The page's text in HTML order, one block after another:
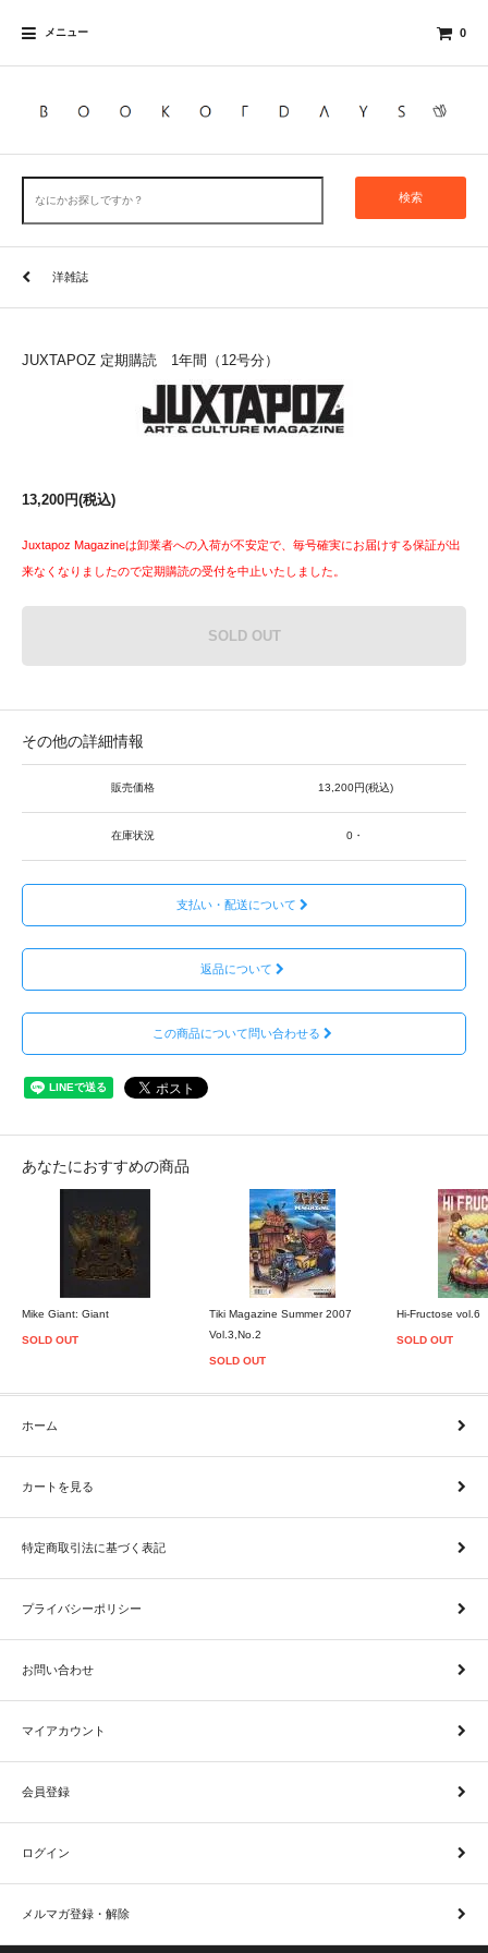
メニュー 0
検索
洋雑誌
JUXTAPOZ 定期購読 1年間（12号分）
13,200円(税込)
Juxtapoz Magazineは卸業者への入荷が不安定で、毎号確実にお届けする保証が出
来なくなりましたので定期購読の受付を中止いたしました。
SOLD OUT
その他の詳細情報
販売価格 13,200円(税込)
在庫状況 0・
支払い・配送について
返品について
この商品について問い合わせる
あなたにおすすめの商品
Mike Giant: Giant
SOLD OUT
Tiki Magazine Summer 2007
Vol.3,No.2
SOLD OUT
Hi-Fructose vol.6
SOLD OUT
ホーム
カートを見る
特定商取引法に基づく表記
プライバシーポリシー
お問い合わせ
マイアカウント
会員登録
ログイン
メルマガ登録・解除